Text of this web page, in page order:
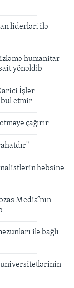
liderləri ilə
humanitar
yönəldib
İşlər
etmir
çağırır
həbsinə
Media”nın
ilə bağlı
universitetlərinin